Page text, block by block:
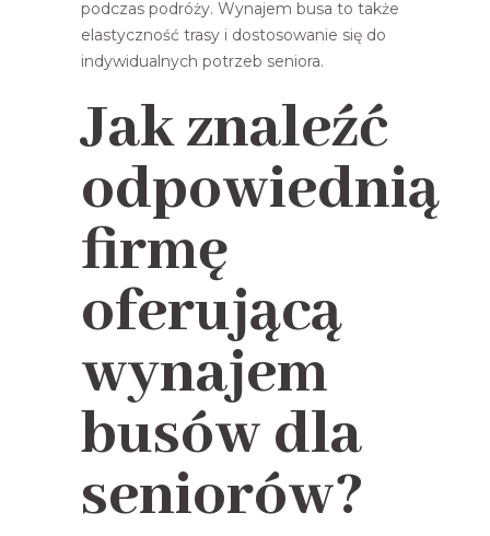
podczas podróży. Wynajem busa to także
elastyczność trasy i dostosowanie się do
indywidualnych potrzeb seniora.
Jak znaleźć
odpowiednią
firmę
oferującą
wynajem
busów dla
seniorów?